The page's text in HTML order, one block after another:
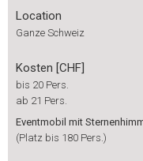
Location
Ganze Schweiz
Kosten [CHF]
bis 20 Pers.
ab 21 Pers.
Eventmobil mit
(Platz bis 180 Pers.)